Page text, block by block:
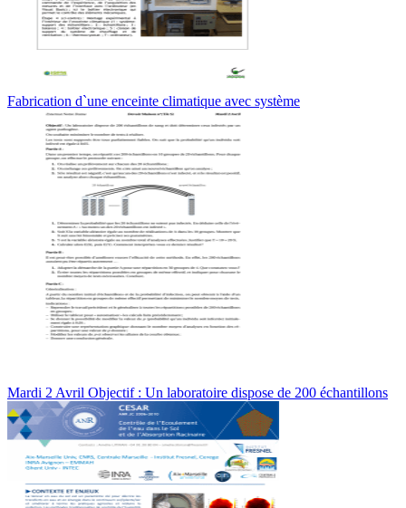
Fabrication d`une enceinte climatique avec système
Mardi 2 Avril Objectif : Un laboratoire dispose de 200 échantillons